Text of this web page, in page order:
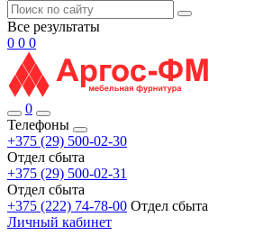
Все результаты
0 0 0
0
Телефоны
+375 (29) 500-02-30
Отдел сбыта
+375 (29) 500-02-31
Отдел сбыта
+375 (222) 74-78-00 Отдел сбыта
Личный кабинет